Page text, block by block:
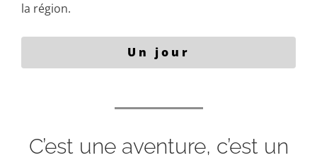
la région.
Un jour
C’est une aventure, c’est un